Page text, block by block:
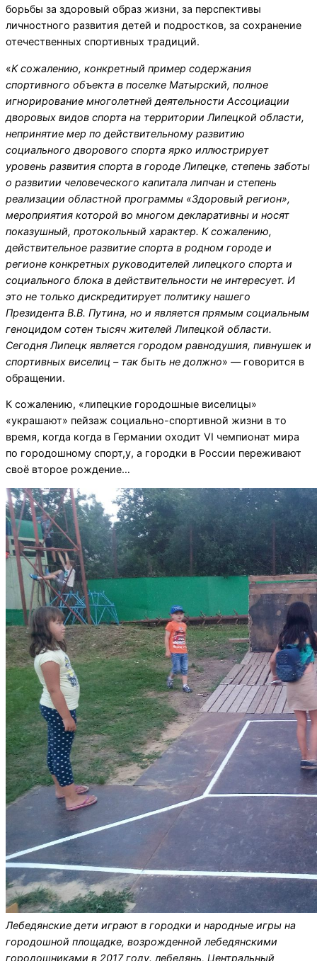
борьбы за здоровый образ жизни, за перспективы
личностного развития детей и подростков, за сохранение
отечественных спортивных традиций.
«К сожалению, конкретный пример содержания
спортивного объекта в поселке Матырский, полное
игнорирование многолетней деятельности Ассоциации
дворовых видов спорта на территории Липецкой области,
непринятие мер по действительному развитию
социального дворового спорта ярко иллюстрирует
уровень развития спорта в городе Липецке, степень заботы
о развитии человеческого капитала липчан и степень
реализации областной программы «Здоровый регион»,
мероприятия которой во многом декларативны и носят
показушный, протокольный характер. К сожалению,
действительное развитие спорта в родном городе и
регионе конкретных руководителей липецкого спорта и
социального блока в действительности не интересует. И
это не только дискредитирует политику нашего
Президента В.В. Путина, но и является прямым социальным
геноцидом сотен тысяч жителей Липецкой области.
Сегодня Липецк является городом равнодушия, пивнушек и
спортивных виселиц – так быть не должно» — говорится в
обращении.
К сожалению, «липецкие городошные виселицы»
«украшают» пейзаж социально-спортивной жизни в то
время, когда когда в Германии оходит VI чемпионат мира
по городошному спорт,у, а городки в России переживают
своё второе рождение…
Лебедянские дети играют в городки и народные игры на
городошной площадке, возрожденной лебедянскими
городошниками в 2017 году. лебедянь, Центральный